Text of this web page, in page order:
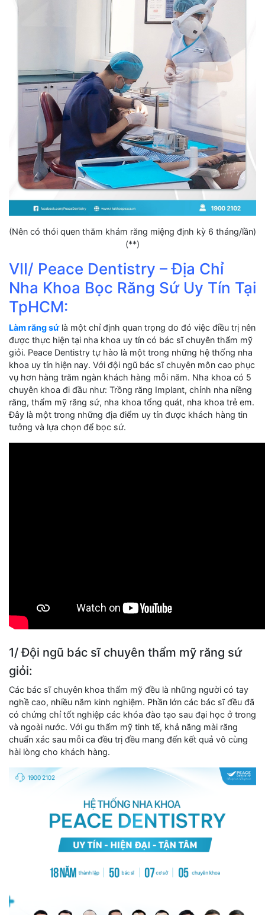
(Nên có thói quen thăm khám răng miệng định kỳ 6 tháng/lần)
(**)
VII/ Peace Dentistry – Địa Chỉ
Nha Khoa Bọc Răng Sứ Uy Tín Tại
TpHCM:
Làm răng sứlà một chỉ định quan trọng do đó việc điều trị nên
được thực hiện tại nha khoa uy tín có bác sĩ chuyên thẩm mỹ
giỏi. Peace Dentistry tự hào là một trong những hệ thống nha
khoa uy tín hiện nay. Với đội ngũ bác sĩ chuyên môn cao phục
vụ hơn hàng trăm ngàn khách hàng mỗi năm. Nha khoa có 5
chuyên khoa đi đầu như: Trồng răng Implant, chỉnh nha niềng
răng, thẩm mỹ răng sứ, nha khoa tổng quát, nha khoa trẻ em.
Đây là một trong những địa điểm uy tín được khách hàng tin
tưởng và lựa chọn để bọc sứ.
1/ Đội ngũ bác sĩ chuyên thẩm mỹ răng sứ
giỏi:
Các bác sĩ chuyên khoa thẩm mỹ đều là những người có tay
nghề cao, nhiều năm kinh nghiệm. Phần lớn các bác sĩ đều đã
có chứng chỉ tốt nghiệp các khóa đào tạo sau đại học ở trong
và ngoài nước. Với gu thẩm mỹ tinh tế, khả năng mài răng
chuẩn xác sau mỗi ca đều trị đều mang đến kết quả vô cùng
hài lòng cho khách hàng.